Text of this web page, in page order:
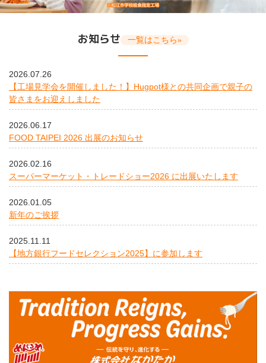
お知らせ 一覧はこちら»
2026.07.26
【工場見学会を開催しました！】Hugpot様との共同企画で親子の
皆さまをお迎えしました
2026.06.17
FOOD TAIPEI 2026 出展のお知らせ
2026.02.16
スーパーマーケット・トレードショー2026 に出展いたします
2026.01.05
新年のご挨拶
2025.11.11
【地方銀行フードセレクション2025】に参加します